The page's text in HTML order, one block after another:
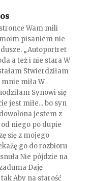
Wam mili
pisaniem nie
„Autoportret
a też i nie stara W
Stwierdziłam
miła W
Synowi się
jest miłe... bo syn
jestem z
niego po dupie
się z mojego
go do rozbioru
Nie pójdzie na
Daję
Aby na starość